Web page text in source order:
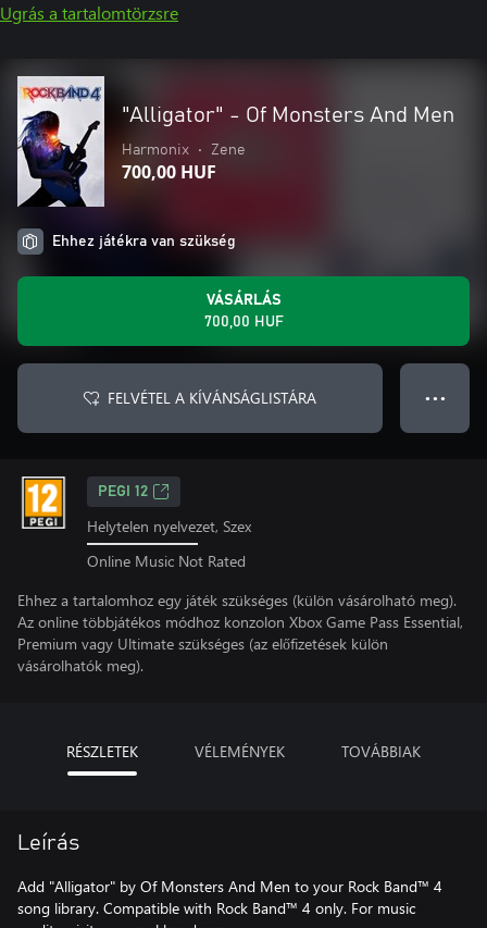
Ugrás a tartalomtörzsre
"Alligator" - Of Monsters And Men
Harmonix • Zene
700,00 HUF
Ehhez játékra van szükség
VÁSÁRLÁS
700,00 HUF
FELVÉTEL A KÍVÁNSÁGLISTÁRA ● ● ●
PEGI 12
Helytelen nyelvezet, Szex
Online Music Not Rated
Ehhez a tartalomhoz egy játék szükséges (külön vásárolható meg).
Az online többjátékos módhoz konzolon Xbox Game Pass Essential,
Premium vagy Ultimate szükséges (az előfizetések külön
vásárolhatók meg).
RÉSZLETEK VÉLEMÉNYEK TOVÁBBIAK
Leírás
Add "Alligator" by Of Monsters And Men to your Rock Band™ 4
song library. Compatible with Rock Band™ 4 only. For music